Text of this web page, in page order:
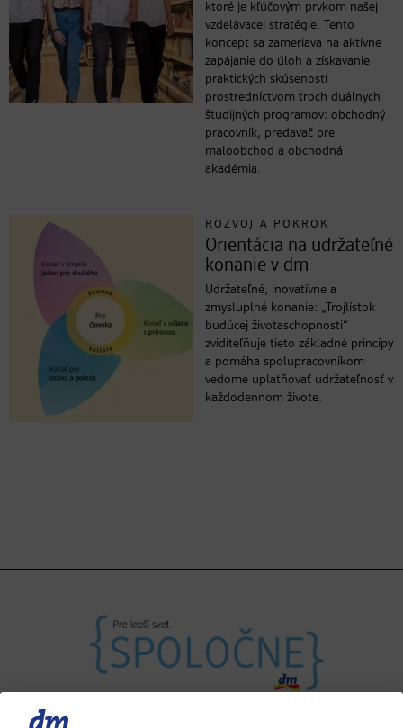
ktoré je kľúčovým prvkom našej
vzdelávacej stratégie. Tento
koncept sa zameriava na aktívne
zapájanie do úloh a získavanie
praktických skúseností
prostredníctvom troch duálnych
študijných programov: obchodný
pracovník, predavač pre
maloobchod a obchodná
akadémia.
ROZVOJ A POKROK
Orientácia na udržateľné
konanie v dm
Udržateľné, inovatívne a
zmysluplné konanie: „Trojlístok
budúcej životaschopnosti“
zviditeľňuje tieto základné princípy
a pomáha spolupracovníkom
vedome uplatňovať udržateľnosť v
každodennom živote.